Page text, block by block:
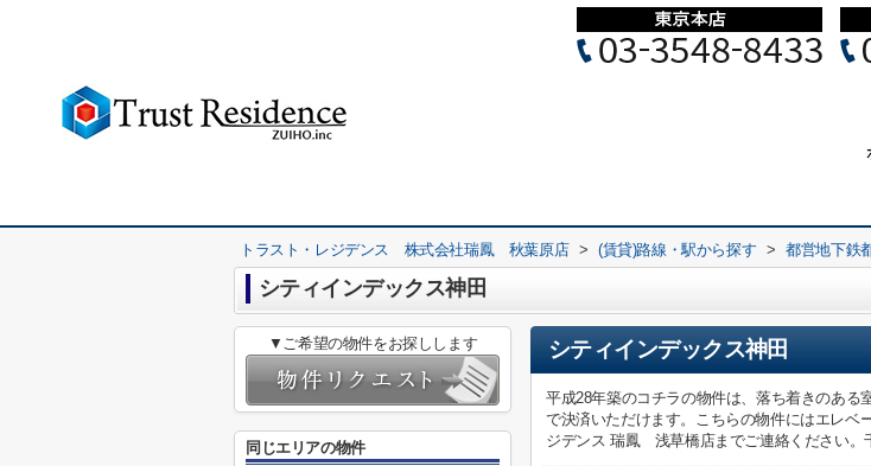
トラスト・レジデンス 株式会社瑞鳳 秋葉原店 > (賃貸)路線・駅から探す > 都営地下鉄
シティインデックス神田
シティインデックス神田
平成28年築のコチラの物件は、落ち着きのあ
で決済いただけます。こちらの物件にはエレベ
ジデンス 瑞鳳 浅草橋店までご連絡ください。
▼ご希望の物件をお探しします
同じエリアの物件